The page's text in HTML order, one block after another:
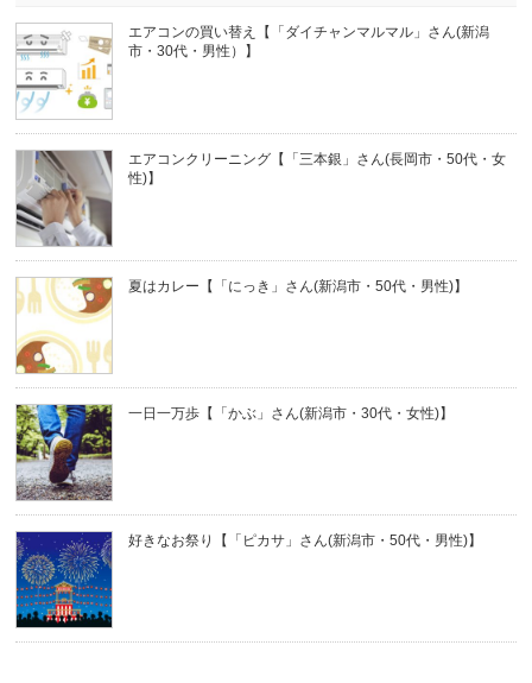
エアコンの買い替え【「ダイチャンマルマル」さん(新潟
市・30代・男性）】
エアコンクリーニング【「三本銀」さん(長岡市・50代・女
性)】
夏はカレー【「にっき」さん(新潟市・50代・男性)】
一日一万歩【「かぶ」さん(新潟市・30代・女性)】
好きなお祭り【「ピカサ」さん(新潟市・50代・男性)】